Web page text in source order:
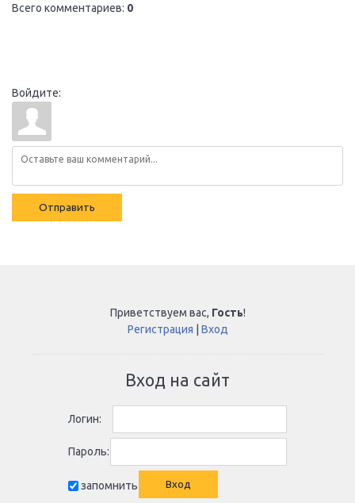
Всего комментариев: 0
Войдите:
Отправить
Приветствуем вас, Гость!
Регистрация
Вход
Вход на сайт
Логин:
Пароль:
запомнить